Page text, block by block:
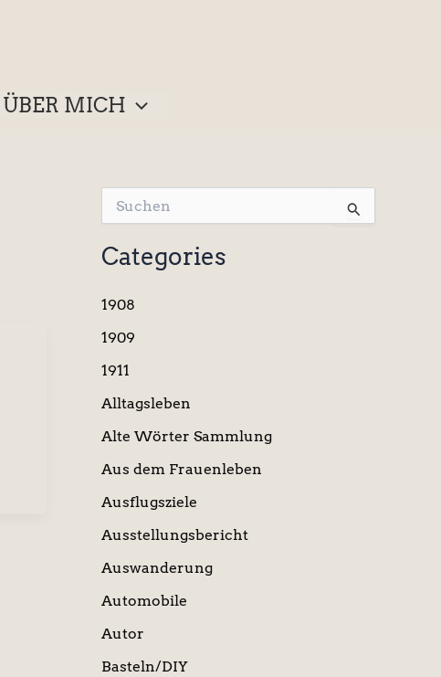
ÜBER MICH
u
c
h
n
a
h
Categories
1908
1909
1911
Alltagsleben
Alte Wörter Sammlung
Aus dem Frauenleben
Ausflugsziele
Ausstellungsbericht
Auswanderung
Automobile
Autor
Basteln/DIY